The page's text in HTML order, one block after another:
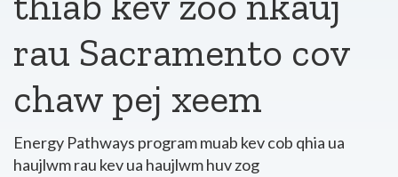
rau Sacramento cov
chaw pej xeem
Energy Pathways program muab kev cob qhia ua
haujlwm rau kev ua haujlwm huv zog